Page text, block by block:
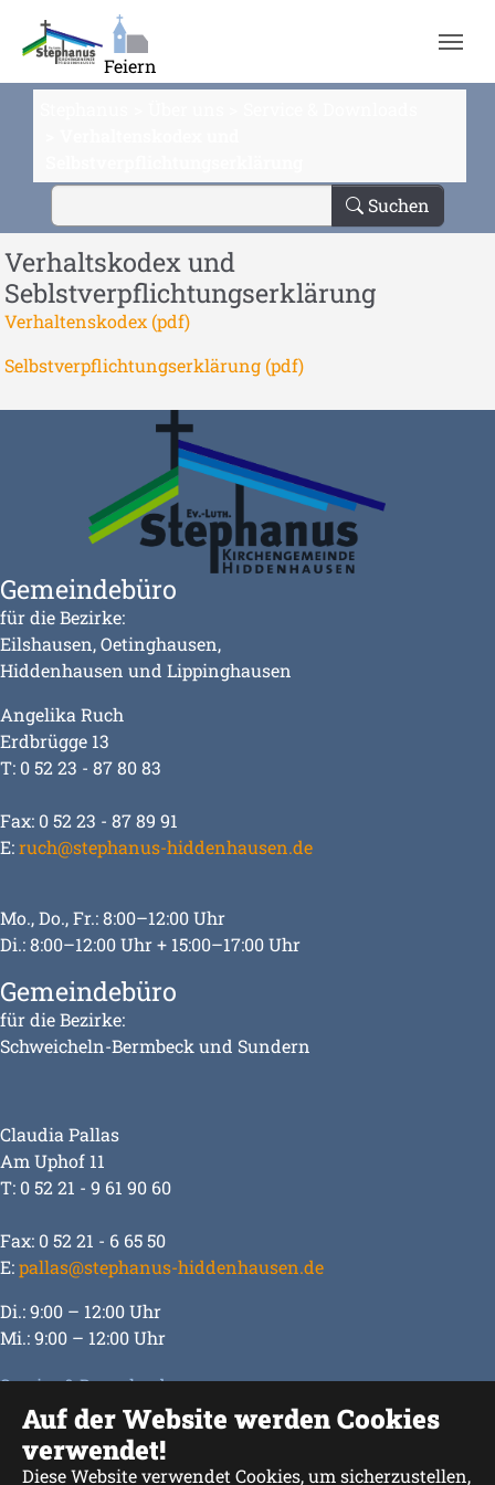
Auf der Website werden Cookies
verwendet!
Diese Website verwendet Cookies, um sicherzustellen,
Zum Hauptinhalt springen
Feiern
Suchen
Verhaltskodex und
Seblstverpflichtungserklärung
Verhaltenskodex (pdf)
Selbstverpflichtungserklärung (pdf)
Gemeindebüro
für die Bezirke:
Eilshausen, Oetinghausen,
Hiddenhausen und Lippinghausen
Angelika Ruch
Erdbrügge 13
T: 0 52 23 - 87 80 83
Fax: 0 52 23 - 87 89 91
E:ruch@stephanus-hiddenhausen.de
Mo., Do., Fr.: 8:00–12:00 Uhr
Di.: 8:00–12:00 Uhr + 15:00–17:00 Uhr
Gemeindebüro
für die Bezirke:
Schweicheln-Bermbeck und Sundern
Claudia Pallas
Am Uphof 11
T: 0 52 21 - 9 61 90 60
Fax: 0 52 21 - 6 65 50
E:pallas@stephanus-hiddenhausen.de
Di.: 9:00 – 12:00 Uhr
Mi.: 9:00 – 12:00 Uhr
Service & Downloads
Impressum
Datenschutz